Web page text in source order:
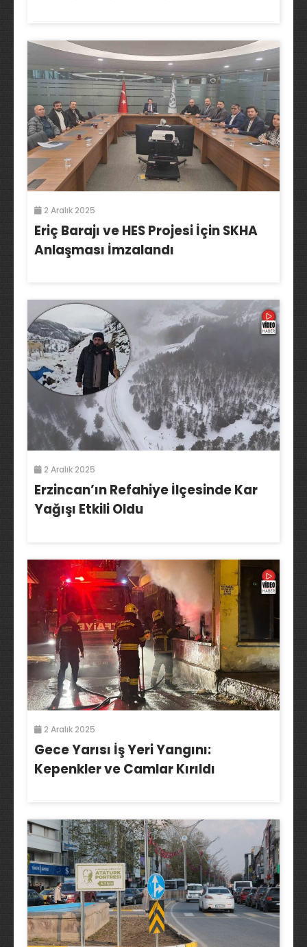
2 Aralık 2025
Eriç Barajı ve HES Projesi İçin SKHA
Anlaşması İmzalandı
2 Aralık 2025
Erzincan’ın Refahiye İlçesinde Kar
Yağışı Etkili Oldu
2 Aralık 2025
Gece Yarısı İş Yeri Yangını:
Kepenkler ve Camlar Kırıldı